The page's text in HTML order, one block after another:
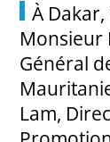
À
Monsieur
Général
Lam,